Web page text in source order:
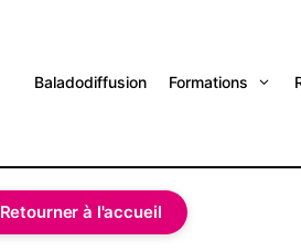
Baladodiffusion Formations
Retourner à l'accueil